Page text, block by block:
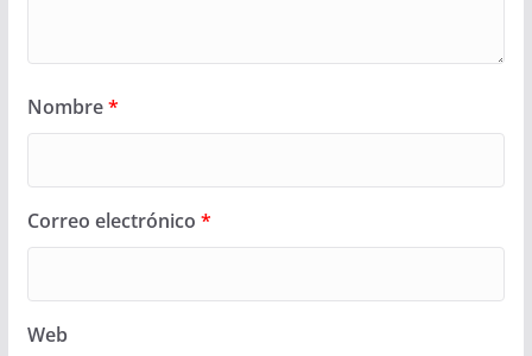
Nombre*
Correo electrónico *
Web